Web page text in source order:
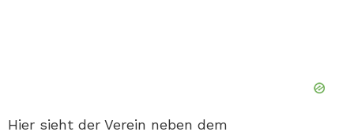
Hier sieht der Verein neben dem